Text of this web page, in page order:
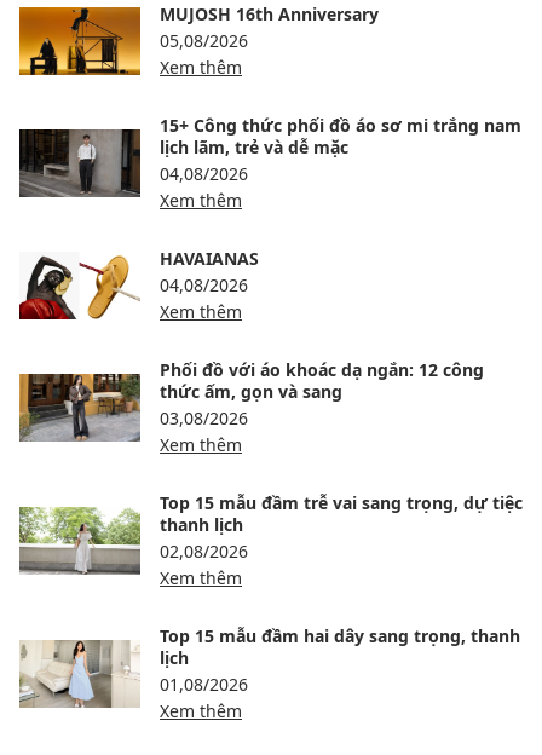
MUJOSH 16th Anniversary
05,08/2026
Xem thêm
15+ Công thức phối đồ áo sơ mi trắng nam
lịch lãm, trẻ và dễ mặc
04,08/2026
Xem thêm
HAVAIANAS
04,08/2026
Xem thêm
Phối đồ với áo khoác dạ ngắn: 12 công
thức ấm, gọn và sang
03,08/2026
Xem thêm
Top 15 mẫu đầm trễ vai sang trọng, dự tiệc
thanh lịch
02,08/2026
Xem thêm
Top 15 mẫu đầm hai dây sang trọng, thanh
lịch
01,08/2026
Xem thêm